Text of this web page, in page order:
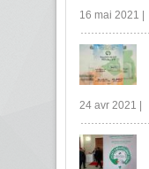
16 mai 2021 |
24 avr 2021 |